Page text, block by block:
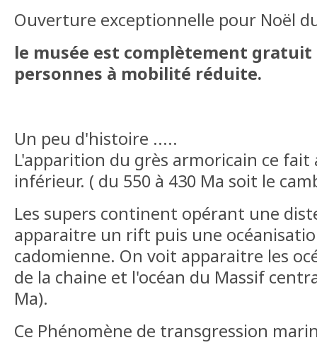
Ouverture exceptionnelle pour Noël
le musée est complètement gratuit
personnes à mobilité réduite.
Un peu d'histoire .....
L'apparition du grès armoricain ce fait
inférieur. ( du 550 à 430 Ma soit le
Les supers continent opérant une
apparaitre un rift puis une
cadomienne. On voit apparaitre les
de la chaine et l'océan du Massif
Ma).
Ce Phénomène de transgression